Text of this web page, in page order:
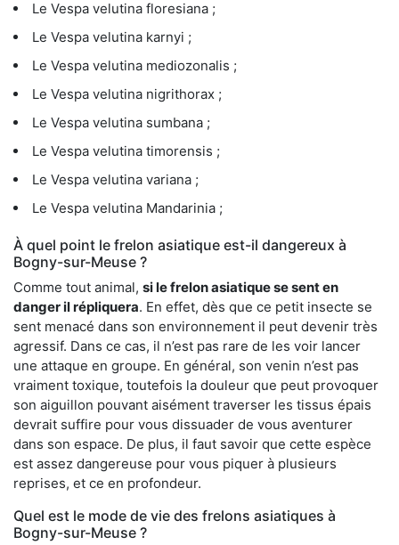
Le Vespa velutina floresiana ;
Le Vespa velutina karnyi ;
Le Vespa velutina mediozonalis ;
Le Vespa velutina nigrithorax ;
Le Vespa velutina sumbana ;
Le Vespa velutina timorensis ;
Le Vespa velutina variana ;
Le Vespa velutina Mandarinia ;
À quel point le frelon asiatique est-il dangereux à
Bogny-sur-Meuse ?
Comme tout animal, si le frelon asiatique se sent en
danger il répliquera. En effet, dès que ce petit insecte se
sent menacé dans son environnement il peut devenir très
agressif. Dans ce cas, il n’est pas rare de les voir lancer
une attaque en groupe. En général, son venin n’est pas
vraiment toxique, toutefois la douleur que peut provoquer
son aiguillon pouvant aisément traverser les tissus épais
devrait suffire pour vous dissuader de vous aventurer
dans son espace. De plus, il faut savoir que cette espèce
est assez dangereuse pour vous piquer à plusieurs
reprises, et ce en profondeur.
Quel est le mode de vie des frelons asiatiques à
Bogny-sur-Meuse ?